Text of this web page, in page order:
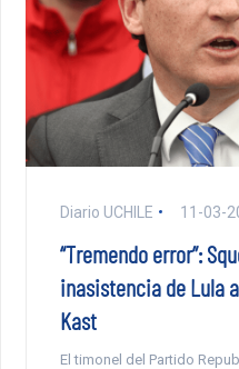
Diario UCHILE 11-03-
“Tremendo error”:
inasistencia de Lula
Kast
El timonel del Partido